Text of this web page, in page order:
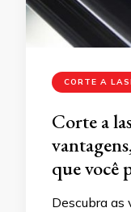
CORTE A
Corte a
que você
Descubra as